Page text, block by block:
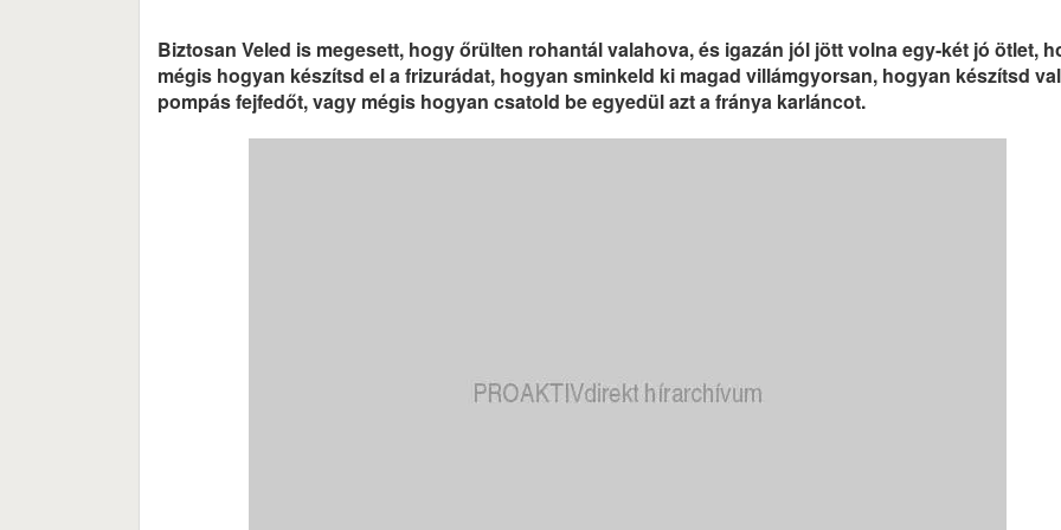
Biztosan Veled is megesett, hogy őrülten rohantál valahova, és igazán jól jött volna egy-két jó ötlet,
mégis hogyan készítsd el a frizurádat, hogyan sminkeld ki magad villámgyorsan, hogyan készítsd
pompás fejfedőt, vagy mégis hogyan csatold be egyedül azt a fránya karláncot.